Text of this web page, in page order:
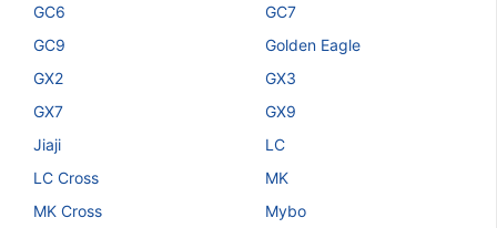
GC6
GC7
GC9
Golden Eagle
GX2
GX3
GX7
GX9
Jiaji
LC
LC Cross
MK
MK Cross
Mybo